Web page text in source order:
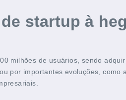
startup à
milhões de usuários, sendo
por importantes evoluções,